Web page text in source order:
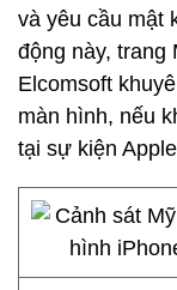
và yêu cầu mật
động này, trang
Elcomsoft
màn hình, nếu
tại sự kiện